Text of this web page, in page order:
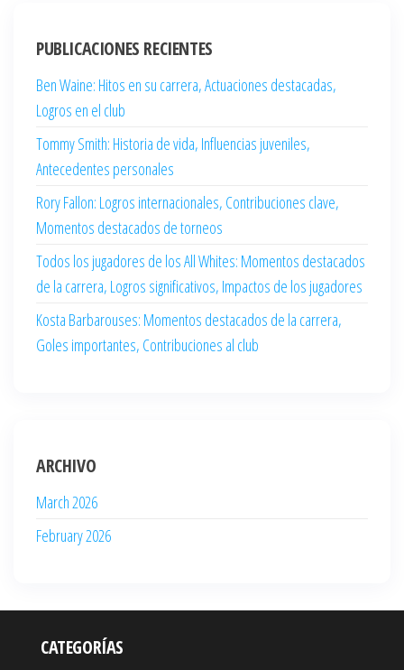
PUBLICACIONES RECIENTES
Ben Waine: Hitos en su carrera, Actuaciones destacadas,
Logros en el club
Tommy Smith: Historia de vida, Influencias juveniles,
Antecedentes personales
Rory Fallon: Logros internacionales, Contribuciones clave,
Momentos destacados de torneos
Todos los jugadores de los All Whites: Momentos destacados
de la carrera, Logros significativos, Impactos de los jugadores
Kosta Barbarouses: Momentos destacados de la carrera,
Goles importantes, Contribuciones al club
ARCHIVO
March 2026
February 2026
CATEGORÍAS